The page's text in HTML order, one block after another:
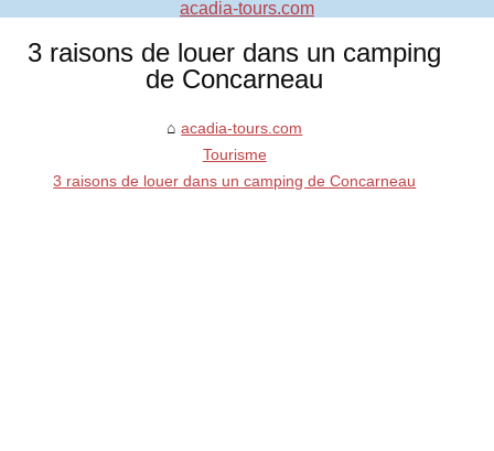
3 raisons de louer dans un camping
de Concarneau
acadia-tours.com
Tourisme
3 raisons de louer dans un camping de Concarneau
acadia-tours.com